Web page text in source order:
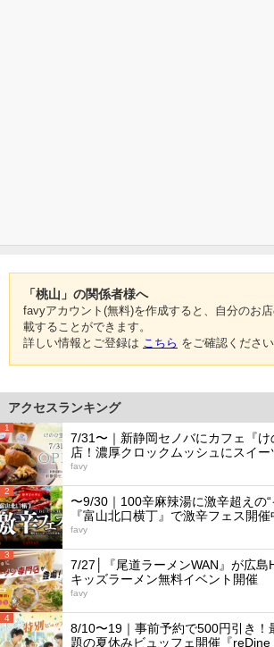
「桃山」の関係者様へ
favyアカウント(無料)を作成すると、自分のお
載することができます。
詳しい情報とご登録は こちら をご確認ください
アクセスランキング
1
7/31〜｜新静岡セノバにカフェ『け
店！濃厚クロックムッシュにスイー
favy
2
〜9/30｜100辛麻辣湯に激辛超えの“
『富山北口横丁』で激辛フェス開催
favy
3
7/27│『尾道ラーメンWAN』が広島
キッズラーメン無料イベント開催
favy
4
8/10〜19｜事前予約で500円引き！
題の夏休みビュッフェ開催『reDine